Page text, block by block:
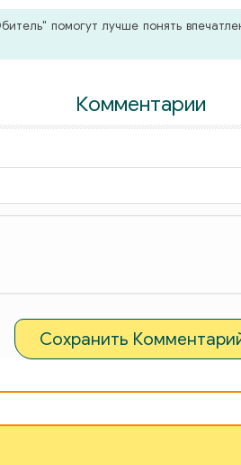
помогут лучше понять
Комментарии
Сохранить